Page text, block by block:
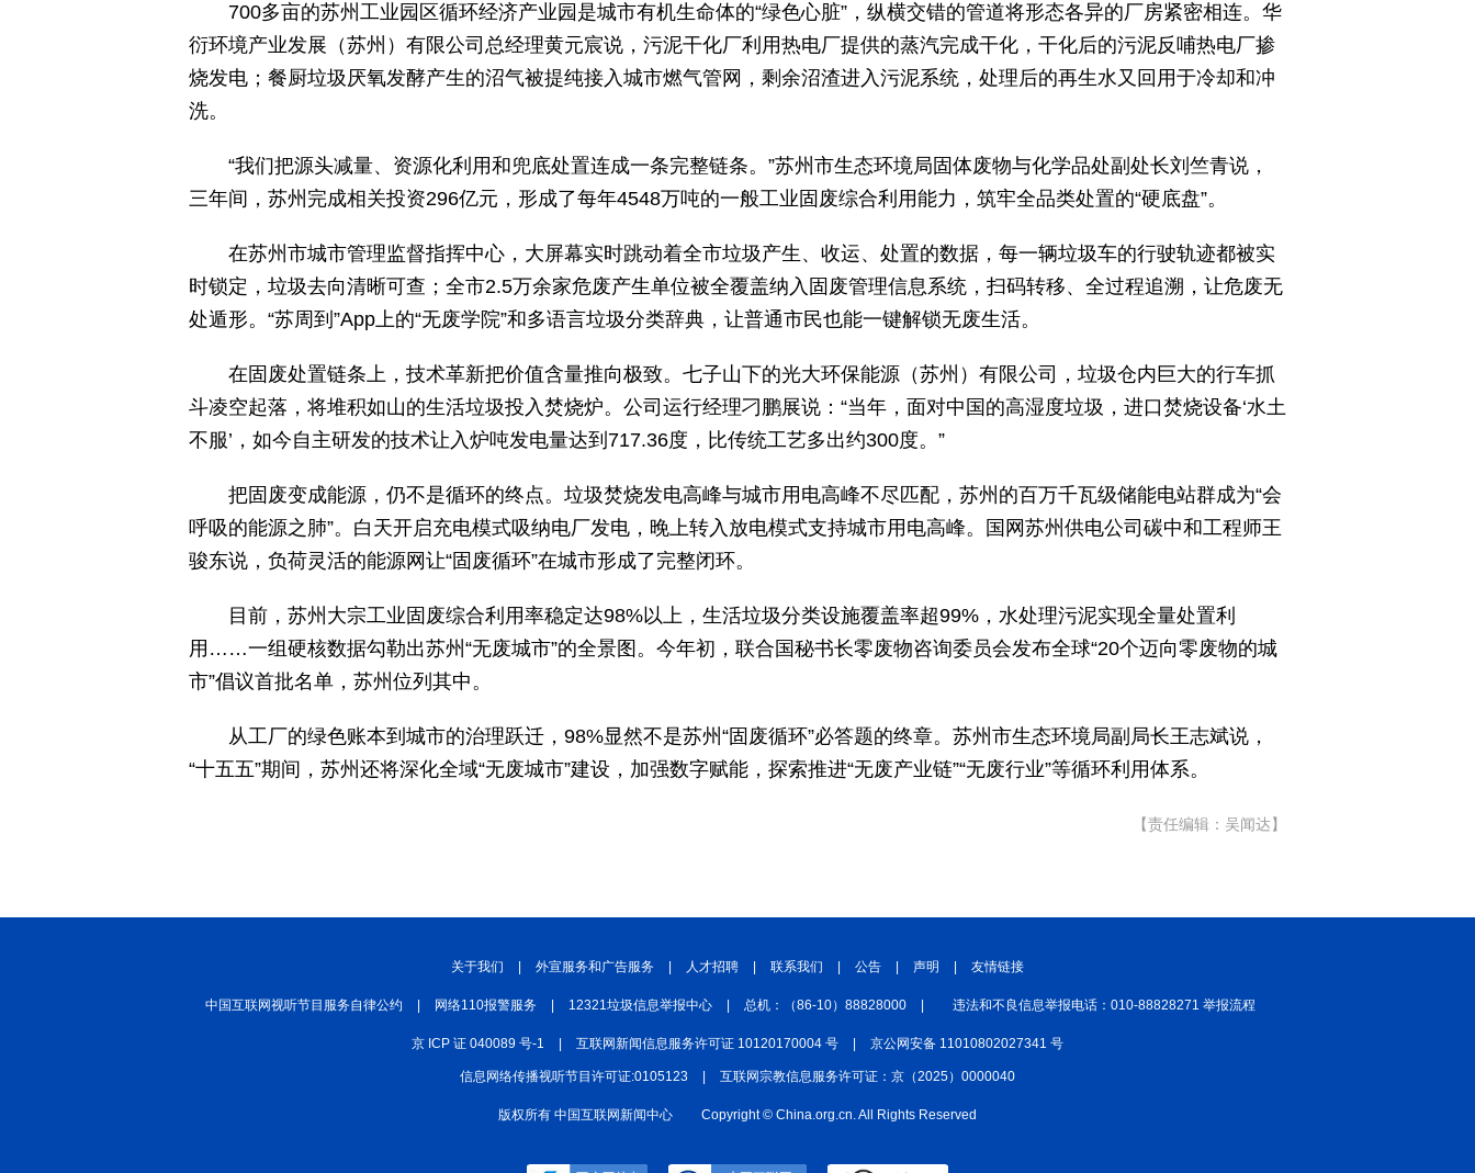
700多亩的苏州工业园区循环经济产业园是城市有机生命体的“绿色心脏”，纵横交错的管道将形态各异的厂房紧密相连。华
衍环境产业发展（苏州）有限公司总经理黄元宸说，污泥干化厂利用热电厂提供的蒸汽完成干化，干化后的污泥反哺热电厂掺
烧发电；餐厨垃圾厌氧发酵产生的沼气被提纯接入城市燃气管网，剩余沼渣进入污泥系统，处理后的再生水又回用于冷却和冲
洗。
“我们把源头减量、资源化利用和兜底处置连成一条完整链条。”苏州市生态环境局固体废物与化学品处副处长刘竺青说，
三年间，苏州完成相关投资296亿元，形成了每年4548万吨的一般工业固废综合利用能力，筑牢全品类处置的“硬底盘”。
在苏州市城市管理监督指挥中心，大屏幕实时跳动着全市垃圾产生、收运、处置的数据，每一辆垃圾车的行驶轨迹都被实
时锁定，垃圾去向清晰可查；全市2.5万余家危废产生单位被全覆盖纳入固废管理信息系统，扫码转移、全过程追溯，让危废无
处遁形。“苏周到”App上的“无废学院”和多语言垃圾分类辞典，让普通市民也能一键解锁无废生活。
在固废处置链条上，技术革新把价值含量推向极致。七子山下的光大环保能源（苏州）有限公司，垃圾仓内巨大的行车抓
斗凌空起落，将堆积如山的生活垃圾投入焚烧炉。公司运行经理刁鹏展说：“当年，面对中国的高湿度垃圾，进口焚烧设备‘水土
不服’，如今自主研发的技术让入炉吨发电量达到717.36度，比传统工艺多出约300度。”
把固废变成能源，仍不是循环的终点。垃圾焚烧发电高峰与城市用电高峰不尽匹配，苏州的百万千瓦级储能电站群成为“会
呼吸的能源之肺”。白天开启充电模式吸纳电厂发电，晚上转入放电模式支持城市用电高峰。国网苏州供电公司碳中和工程师王
骏东说，负荷灵活的能源网让“固废循环”在城市形成了完整闭环。
目前，苏州大宗工业固废综合利用率稳定达98%以上，生活垃圾分类设施覆盖率超99%，水处理污泥实现全量处置利
用……一组硬核数据勾勒出苏州“无废城市”的全景图。今年初，联合国秘书长零废物咨询委员会发布全球“20个迈向零废物的城
市”倡议首批名单，苏州位列其中。
从工厂的绿色账本到城市的治理跃迁，98%显然不是苏州“固废循环”必答题的终章。苏州市生态环境局副局长王志斌说，
“十五五”期间，苏州还将深化全域“无废城市”建设，加强数字赋能，探索推进“无废产业链”“无废行业”等循环利用体系。
【责任编辑：吴闻达】
关于我们 外宣服务和广告服务 人才招聘 联系我们 公告 声明 友情链接
中国互联网视听节目服务自律公约 网络110报警服务 12321垃圾信息举报中心 总机：（86-10）88828000 违法和不良信息举报电话：010-88828271 举报流程
京 ICP 证 040089 号-1 互联网新闻信息服务许可证 10120170004 号 京公网安备 11010802027341 号
信息网络传播视听节目许可证:0105123 互联网宗教信息服务许可证：京（2025）0000040
版权所有 中国互联网新闻中心 Copyright © China.org.cn. All Rights Reserved